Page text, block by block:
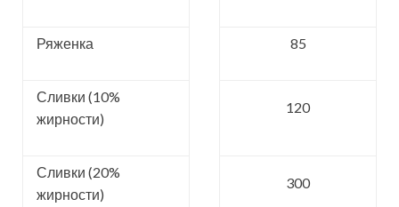
Ряженка 85
Сливки (10%
жирности)
120
Сливки (20%
жирности)
300